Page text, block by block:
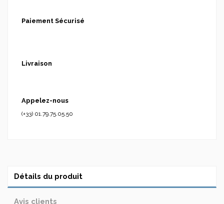
Paiement Sécurisé
Livraison
Appelez-nous
(+33) 01.79.75.05.50
Détails du produit
Avis clients